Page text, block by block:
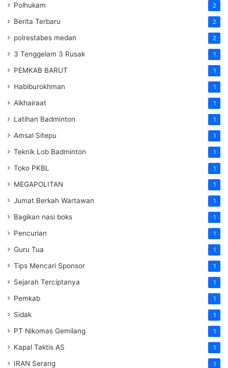
Polhukam 2
Berita Terbaru 2
polrestabes medan 2
3 Tenggelam 3 Rusak 1
PEMKAB BARUT 1
Habiburokhman 1
Alkhairaat 1
Latihan Badminton 1
Amsal Sitepu 1
Teknik Lob Badminton 1
Toko PKBL 1
MEGAPOLITAN 1
Jumat Berkah Wartawan 1
Bagikan nasi boks 1
Pencurian 1
Guru Tua 1
Tips Mencari Sponsor 1
Sejarah Terciptanya 1
Pemkab 1
Sidak 1
PT Nikomas Gemilang 1
Kapal Taktis AS 1
IRAN Serang 1